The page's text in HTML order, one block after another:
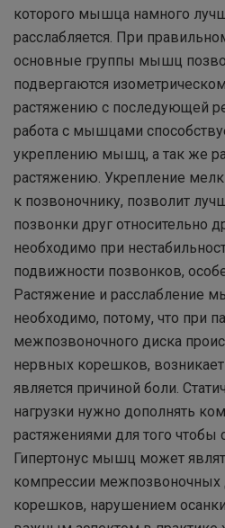
которого мышца намного
расслабляется. При
основные группы мышц
подвергаются
растяжению с последующей
работа с мышцами
укреплению мышц, а так же
растяжению. Укрепление
к позвоночнику, позволит
позвонки друг относительно
необходимо при
подвижности позвонков,
Растяжение и расслабление
необходимо, потому, что при
межпозвоночного диска
нервных корешков,
является причиной боли.
нагрузки нужно дополнять
растяжениями для того чтобы
Гипертонус мышц может
компрессии межпозвоночных
корешков, нарушением